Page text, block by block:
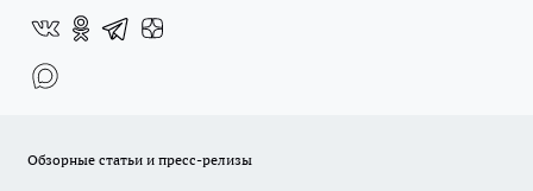
Обзорные статьи и пресс-релизы